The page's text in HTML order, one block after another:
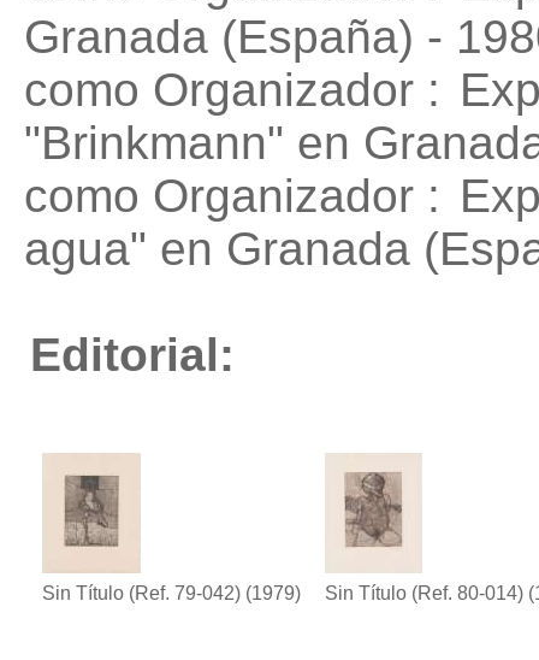
Granada (España) -
como Organizador :
"Brinkmann" en
como Organizador :
agua" en Granada
Editorial:
Sin Título (Ref. 79-042) (1979) Sin Título (Ref. 80-014)